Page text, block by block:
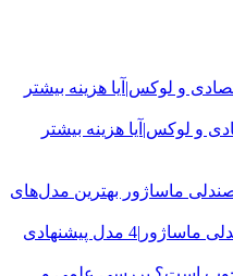
و لوکس|آیا هزینه بیشتر
مدل پیشنهادی